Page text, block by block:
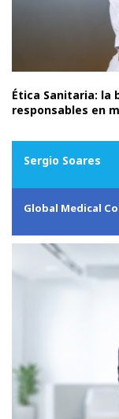
Ética Sanitaria: la
responsables en
Sergio Soares
Global Medical